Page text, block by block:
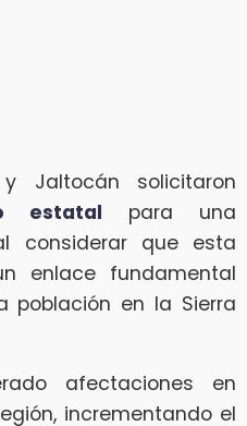
Jaltocán solicitaron
estatal para una
considerar que esta
enlace fundamental
población en la Sierra
afectaciones en
incrementando el